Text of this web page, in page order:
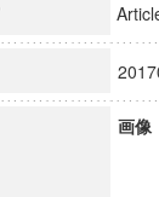
画像